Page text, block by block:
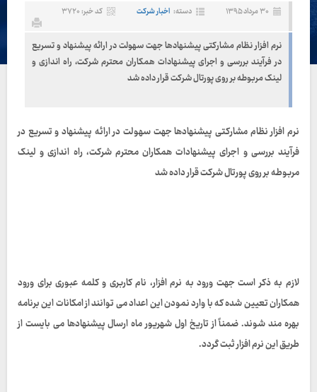
۳۰ مرداد ۱۳۹۵ دسته: اخبار شرکت کد خبر: ۳۷۲۰
نرم افزار نظام مشارکتی پیشنهادها جهت سهولت در ارائه پیشنهاد و تسریع
در فرآیند بررسی و اجرای پیشنهادات همکاران محترم شرکت، راه اندازی و
لینک مربوطه بر روی پورتال شرکت قرار داده شد
نرم افزار نظام مشارکتی پیشنهادها جهت سهولت در ارائه پیشنهاد و تسریع در
فرآیند بررسی و اجرای پیشنهادات همکاران محترم شرکت، راه اندازی و لینک
مربوطه بر روی پورتال شرکت قرار داده شد
لازم به ذکر است جهت ورود به نرم افزار، نام کاربری و کلمه عبوری برای ورود
همکاران تعیین شده که با وارد نمودن این اعداد می توانند از امکانات این برنامه
بهره مند شوند. ضمناً از تاریخ اول شهریور ماه ارسال پیشنهادها می بایست از
طریق این نرم افزار ثبت گردد.